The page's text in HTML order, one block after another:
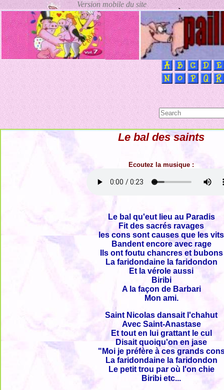
Le bal des saints
Ecoutez la musique :
Le bal qu'eut lieu au Paradis
Fit des sacrés ravages
les cons sont causes que les vits
Bandent encore avec rage
Ils ont foutu chancres et bubons
La faridondaine la faridondon
Et la vérole aussi
Biribi
A la façon de Barbari
Mon ami.
Saint Nicolas dansait l'chahut
Avec Saint-Anastase
Et tout en lui grattant le cul
Disait quoiqu'on en jase
"Moi je préfère à ces grands
La faridondaine la faridondon
Le petit trou par où l'on chie
Biribi etc...